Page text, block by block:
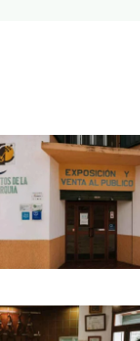
Ampliar